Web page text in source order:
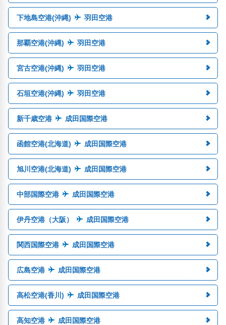
下地島空港(沖縄) 羽田空港
那覇空港(沖縄) 羽田空港
宮古空港(沖縄) 羽田空港
石垣空港(沖縄) 羽田空港
新千歳空港 成田国際空港
函館空港(北海道) 成田国際空港
旭川空港(北海道) 成田国際空港
中部国際空港 成田国際空港
伊丹空港（大阪） 成田国際空港
関西国際空港 成田国際空港
広島空港 成田国際空港
高松空港(香川) 成田国際空港
高知空港 成田国際空港